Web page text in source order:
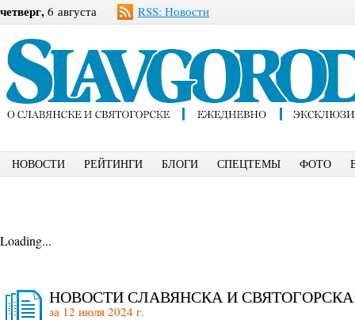
четверг, 6 августа RSS: Новости
НОВОСТИ РЕЙТИНГИ БЛОГИ СПЕЦТЕМЫ ФОТО
Loading...
НОВОСТИ СЛАВЯНСКА И
за 12 июля 2024 г.